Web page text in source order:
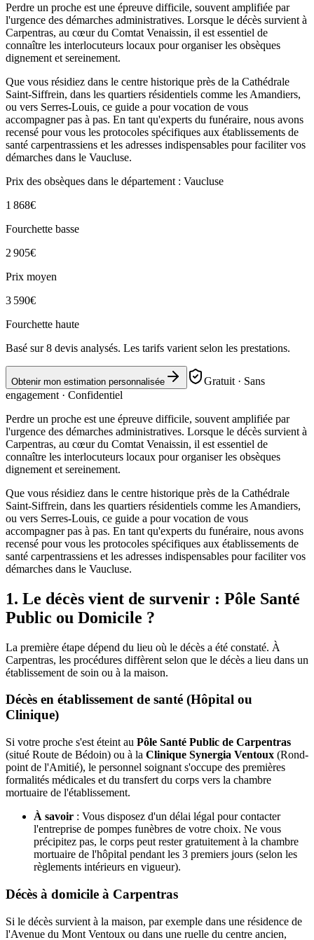
Perdre un proche est une épreuve difficile, souvent amplifiée par
l'urgence des démarches administratives. Lorsque le décès survient à
Carpentras, au cœur du Comtat Venaissin, il est essentiel de
connaître les interlocuteurs locaux pour organiser les obsèques
dignement et sereinement.
Que vous résidiez dans le centre historique près de la Cathédrale
Saint-Siffrein, dans les quartiers résidentiels comme les Amandiers,
ou vers Serres-Louis, ce guide a pour vocation de vous
accompagner pas à pas. En tant qu'experts du funéraire, nous avons
recensé pour vous les protocoles spécifiques aux établissements de
santé carpentrassiens et les adresses indispensables pour faciliter vos
démarches dans le Vaucluse.
Prix des obsèques dans le département : Vaucluse
1 868€
Fourchette basse
2 905€
Prix moyen
3 590€
Fourchette haute
Basé sur8 devis analysés. Les tarifs varient selon les prestations.
Obtenir mon estimation personnalisée
Gratuit · Sans
engagement · Confidentiel
Perdre un proche est une épreuve difficile, souvent amplifiée par
l'urgence des démarches administratives. Lorsque le décès survient à
Carpentras, au cœur du Comtat Venaissin, il est essentiel de
connaître les interlocuteurs locaux pour organiser les obsèques
dignement et sereinement.
Que vous résidiez dans le centre historique près de la Cathédrale
Saint-Siffrein, dans les quartiers résidentiels comme les Amandiers,
ou vers Serres-Louis, ce guide a pour vocation de vous
accompagner pas à pas. En tant qu'experts du funéraire, nous avons
recensé pour vous les protocoles spécifiques aux établissements de
santé carpentrassiens et les adresses indispensables pour faciliter vos
démarches dans le Vaucluse.
1. Le décès vient de survenir : Pôle Santé
Public ou Domicile ?
La première étape dépend du lieu où le décès a été constaté. À
Carpentras, les procédures diffèrent selon que le décès a lieu dans un
établissement de soin ou à la maison.
Décès en établissement de santé (Hôpital ou
Clinique)
Si votre proche s'est éteint au Pôle Santé Public de Carpentras
(situé Route de Bédoin) ou à la Clinique Synergia Ventoux (Rond-
point de l'Amitié), le personnel soignant s'occupe des premières
formalités médicales et du transfert du corps vers la chambre
mortuaire de l'établissement.
À savoir : Vous disposez d'un délai légal pour contacter
l'entreprise de pompes funèbres de votre choix. Ne vous
précipitez pas, le corps peut rester gratuitement à la chambre
mortuaire de l'hôpital pendant les 3 premiers jours (selon les
règlements intérieurs en vigueur).
Décès à domicile à Carpentras
Si le décès survient à la maison, par exemple dans une résidence de
l'Avenue du Mont Ventoux ou dans une ruelle du centre ancien,